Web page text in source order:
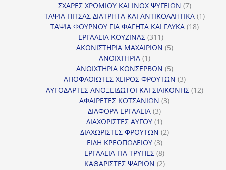
προϊόντα
ΣΧΑΡΕΣ ΧΡΩΜΙΟΥ ΚΑΙ INOX ΨΥΓΕΙΩΝ 77
προϊόντα
ΤΑΨΙΑ ΠΙΤΣΑΣ ΔΙΑΤΡΗΤΑ ΚΑΙ ΑΝΤΙΚΟΛΛΗΤΙΚΑ 11
ΤΑΨΙΑ ΦΟΥΡΝΟΥ ΓΙΑ ΦΑΓΗΤΑ ΚΑΙ ΓΛΥΚΑ 1818
ΕΡΓΑΛΕΙΑ ΚΟΥΖΙΝΑΣ 311311
προϊόντα
ΑΚΟΝΙΣΤΗΡΙΑ ΜΑΧΑΙΡΙΩΝ 55
ΑΝΟΙΧΤΗΡΙΑ 11
προϊόν
ΑΝΟΙΧΤΗΡΙΑ ΚΟΝΣΕΡΒΩΝ 55
προϊόντα
ΑΠΟΦΛΟΙΩΤΕΣ ΧΕΙΡΟΣ ΦΡΟΥΤΩΝ 33
προϊόντα
ΑΥΓΟΔΑΡΤΕΣ ΑΝΟΞΕΙΔΩΤΟΙ ΚΑΙ ΣΙΛΙΚΟΝΗΣ 1212
ΑΦΑΙΡΕΤΕΣ ΚΟΤΣΑΝΙΩΝ 33
ΔΙΑΦΟΡΑ ΕΡΓΑΛΕΙΑ 33
προϊόντα
ΔΙΑΧΩΡΙΣΤΕΣ ΑΥΓΟΥ 11
προϊόν
ΔΙΑΧΩΡΙΣΤΕΣ ΦΡΟΥΤΩΝ 22
ΕΙΔΗ ΚΡΕΟΠΩΛΕΙΟΥ 33
προϊόντα
ΕΡΓΑΛΕΙΑ ΓΙΑ ΤΡΥΠΕΣ 88
προϊόντα
ΚΑΘΑΡΙΣΤΕΣ ΨΑΡΙΩΝ 22